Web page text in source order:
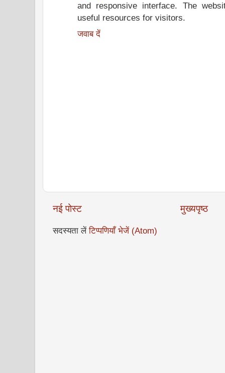
and responsive interface. The
useful resources for visitors.
जवाब दें
नई पोस्ट मुख्यपृष्ठ
सदस्यता लेंटिप्पणियाँ भेजें (Atom)